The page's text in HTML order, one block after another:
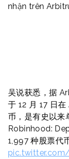
nhận trên
吴说获悉，据
于 12 月 17 日
币，是有史以来
Robinhood:
1,997 种股票代